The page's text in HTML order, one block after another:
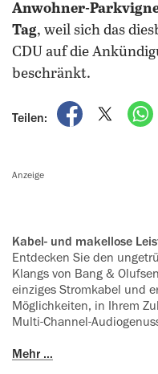
Anwohner-
Tag, weil sich das
CDU auf die
beschränkt.
Teilen:
auf auf X
Anzeige
Kabel- und makellose
Entdecken Sie den
Klangs von Bang &
einziges Stromkabel und
Möglichkeiten, in Ihrem
Multi-Channel-
Mehr …